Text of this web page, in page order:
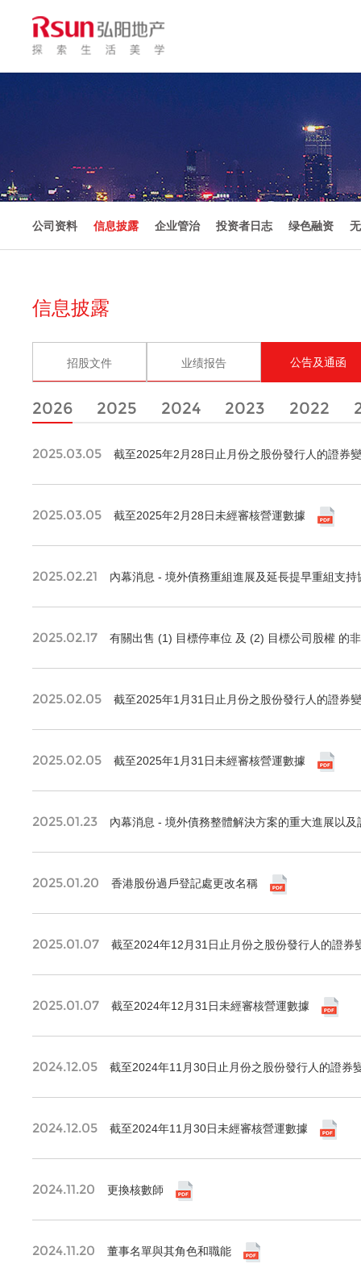
公司资料 信息披露 企业管治 投资者日志 绿色融资
信息披露
招股文件 业绩报告 公告及通函
2026 2025 2024 2023 2022
2025.03.05 截至2025年2月28日止月份之股份發行人的證券
2025.03.05 截至2025年2月28日未經審核營運數據
2025.02.21 內幕消息 - 境外債務重組進展及延長提早重組支持
2025.02.17 有關出售 (1) 目標停車位 及 (2) 目標公司股權 的
2025.02.05 截至2025年1月31日止月份之股份發行人的證券
2025.02.05 截至2025年1月31日未經審核營運數據
2025.01.23 內幕消息 - 境外債務整體解決方案的重大進展以
2025.01.20 香港股份過戶登記處更改名稱
2025.01.07 截至2024年12月31日止月份之股份發行人的證券
2025.01.07 截至2024年12月31日未經審核營運數據
2024.12.05 截至2024年11月30日止月份之股份發行人的證券
2024.12.05 截至2024年11月30日未經審核營運數據
2024.11.20 更換核數師
2024.11.20 董事名單與其角色和職能